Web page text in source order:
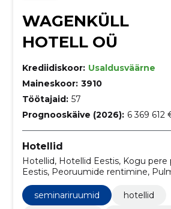
WAGENKÜLL
HOTELL OÜ
Krediidiskoor: Usaldusväärne
Maineskoor: 3910
Töötajaid: 57
Prognooskäive (2026): 6 369 612
Hotellid
Hotellid, Hotellid Eestis, Kogu pere
Eestis, Peoruumide rentimine,
seminariruumid
hotellid